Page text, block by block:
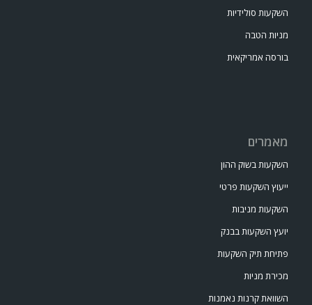
השקעות סולידיות
מניות הטבה
בורסה אמריקאית
מאמרים
השקעות בשוק ההון
ייעוץ השקעות פרטי
השקעות מניבות
יועץ השקעות בבנק
פתיחת תיק השקעות
מכירת מניות
השוואת קרנות נאמנות